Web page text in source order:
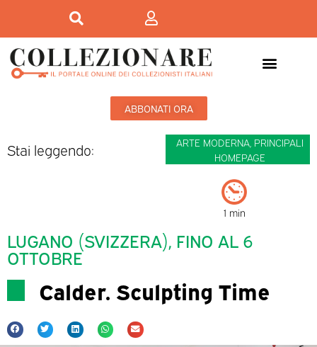
ABBONATI ORA
Stai leggendo: ARTE MODERNA, PRINCIPALI
HOMEPAGE
1 min
LUGANO (SVIZZERA), FINO AL 6
OTTOBRE
Calder. Sculpting Time